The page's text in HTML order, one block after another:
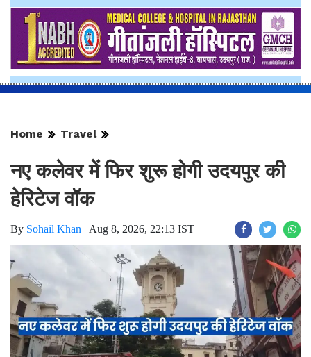
Home Travel
नए कलेवर में फिर शुरू होगी उदयपुर की
हेरिटेज वॉक
By Sohail Khan | Aug 8, 2026, 22:13 IST